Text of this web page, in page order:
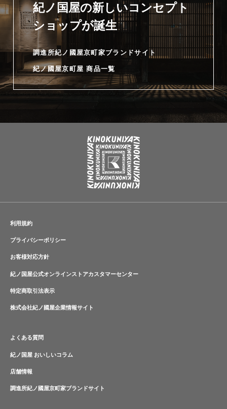
紀ノ国屋の新しいコンセプト
ショップが誕生
調進所紀ノ國屋京町家ブランドサイト
紀ノ國屋京町屋 商品一覧
利用規約
プライバシーポリシー
お客様対応方針
紀ノ国屋公式オンラインストアカスタマーセンター
特定商取引法表示
株式会社紀ノ國屋企業情報サイト
よくある質問
紀ノ国屋 おいしいコラム
店舗情報
調進所紀ノ國屋京町家ブランドサイト